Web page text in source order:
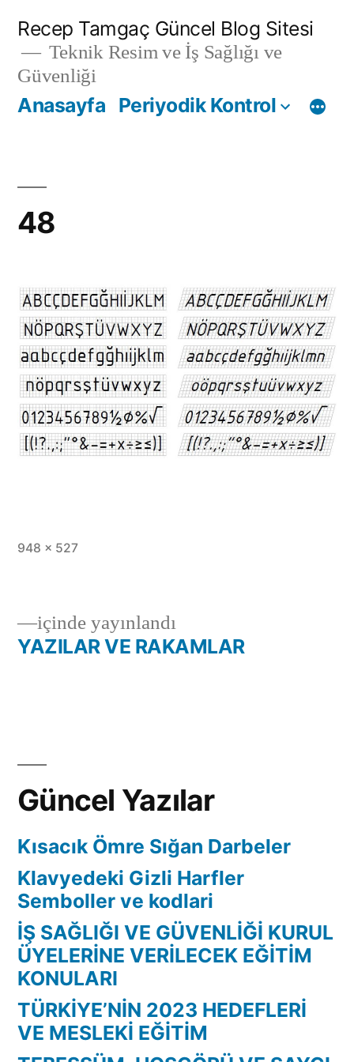
Recep Tamgaç Güncel Blog Sitesi
Teknik Resim ve İş Sağlığı ve
Güvenliği
Anasayfa Periyodik Kontrol
48
Tam
948 × 527
Yazı
içinde yayınlandı
YAZILAR VE RAKAMLAR
Güncel Yazılar
Kısacık Ömre Sığan Darbeler
Klavyedeki Gizli Harfler
Semboller ve kodlari
İŞ SAĞLIĞI VE GÜVENLİĞİ KURUL
ÜYELERİNE VERİLECEK EĞİTİM
KONULARI
TÜRKİYE’NİN 2023 HEDEFLERİ
VE MESLEKİ EĞİTİM